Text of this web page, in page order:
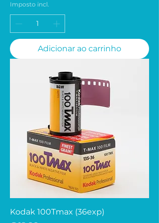
Imposto incl.
Adicionar ao carrinho
Kodak 100Tmax (36exp)